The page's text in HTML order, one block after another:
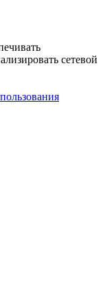
сетевой